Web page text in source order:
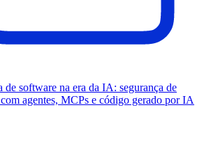
de software na era da IA: segurança de
agentes, MCPs e código gerado por IA